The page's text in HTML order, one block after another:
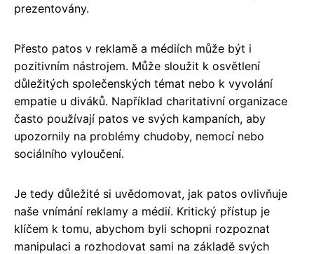
prezentovány.
Přesto patos v reklamě a médiích může být i
pozitivním nástrojem. Může sloužit k osvětlení
důležitých společenských témat nebo k vyvolání
empatie u diváků. Například charitativní organizace
často používají patos ve svých kampaních, aby
upozornily na problémy chudoby, nemocí nebo
sociálního vyloučení.
Je tedy důležité si uvědomovat, jak patos ovlivňuje
naše vnímání reklamy a médií. Kritický přístup je
klíčem k tomu, abychom byli schopni rozpoznat
manipulaci a rozhodovat sami na základě svých